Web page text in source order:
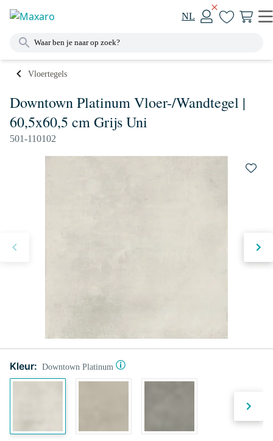
NL
Vloertegels
Downtown Platinum Vloer-/Wandtegel |
60,5x60,5 cm Grijs Uni
501-110102
Kleur: Downtown Platinum